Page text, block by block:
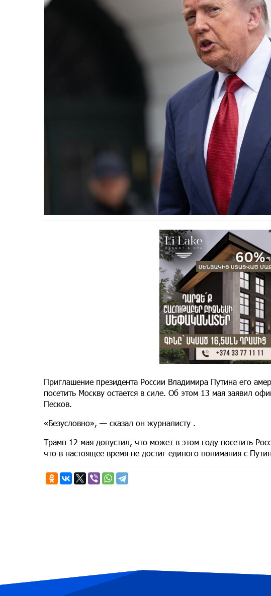
Приглашение президента России Владимира Путина его
посетить Москву остается в силе. Об этом 13 мая заявил
Песков.
«Безусловно», — сказал он журналисту .
Трамп 12 мая допустил, что может в этом году посетить
что в настоящее время не достиг единого понимания с